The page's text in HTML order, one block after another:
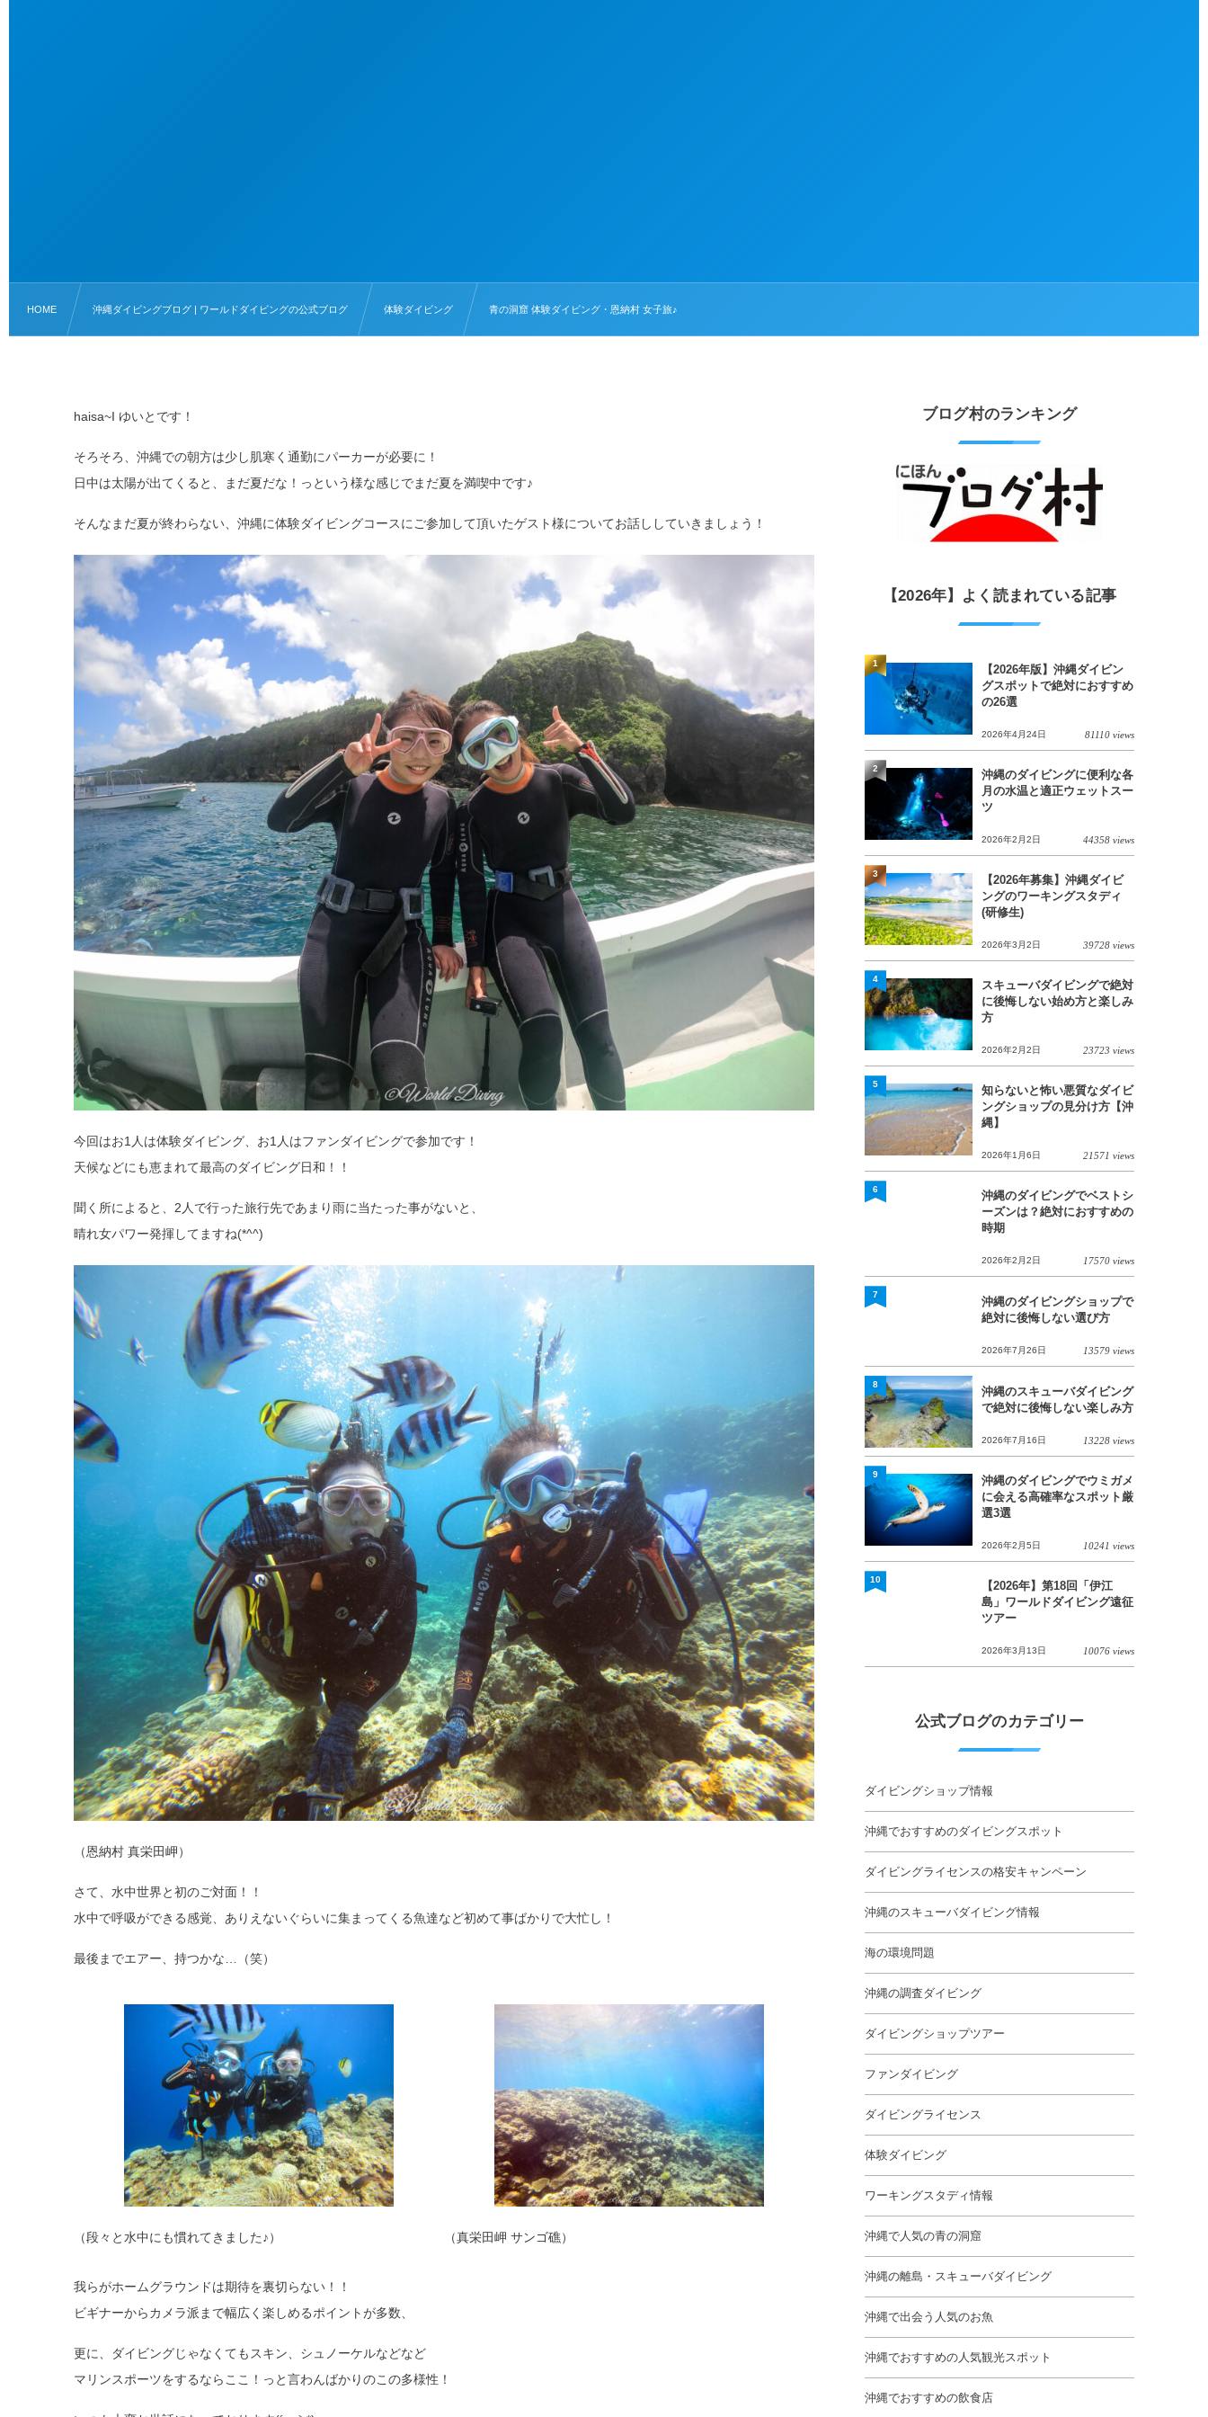
HOME 沖縄ダイビングブログ | ワールドダイビングの公式ブログ 体験ダイビング 青の洞窟 体験ダイビング・恩納村 女子旅♪
haisa~I ゆいとです！
そろそろ、沖縄での朝方は少し肌寒く通勤にパーカーが必要に！
日中は太陽が出てくると、まだ夏だな！っという様な感じでまだ夏を満喫中です♪
そんなまだ夏が終わらない、沖縄に体験ダイビングコースにご参加して頂いたゲスト様についてお話ししていきましょう！
今回はお1人は体験ダイビング、お1人はファンダイビングで参加です！
天候などにも恵まれて最高のダイビング日和！！
聞く所によると、2人で行った旅行先であまり雨に当たった事がないと、
晴れ女パワー発揮してますね(*^^)
（恩納村 真栄田岬）
さて、水中世界と初のご対面！！
水中で呼吸ができる感覚、ありえないぐらいに集まってくる魚達など初めて事ばかりで大忙し！
最後までエアー、持つかな…（笑）
（段々と水中にも慣れてきました♪） （真栄田岬 サンゴ礁）
我らがホームグラウンドは期待を裏切らない！！
ビギナーからカメラ派まで幅広く楽しめるポイントが多数、
更に、ダイビングじゃなくてもスキン、シュノーケルなどなど
マリンスポーツをするならここ！っと言わんばかりのこの多様性！
ブログ村のランキング
【2026年】よく読まれている記事
【2026年版】沖縄ダイビン
グスポットで絶対におすすめ
の26選
2026年4月24日 81110 views
1
沖縄のダイビングに便利な各
月の水温と適正ウェットスー
ツ
2026年2月2日 44358 views
2
【2026年募集】沖縄ダイビ
ングのワーキングスタディ
(研修生)
2026年3月2日 39728 views
3
スキューバダイビングで絶対
に後悔しない始め方と楽しみ
方
2026年2月2日 23723 views
4
知らないと怖い悪質なダイビ
ングショップの見分け方【沖
縄】
2026年1月6日 21571 views
5
沖縄のダイビングでベストシ
ーズンは？絶対におすすめの
時期
2026年2月2日 17570 views
6
沖縄のダイビングショップで
絶対に後悔しない選び方
2026年7月26日 13579 views
7
沖縄のスキューバダイビング
で絶対に後悔しない楽しみ方
2026年7月16日 13228 views
8
沖縄のダイビングでウミガメ
に会える高確率なスポット厳
選3選
2026年2月5日 10241 views
9
【2026年】第18回「伊江
島」ワールドダイビング遠征
ツアー
2026年3月13日 10076 views
10
公式ブログのカテゴリー
ダイビングショップ情報
沖縄でおすすめのダイビングスポット
ダイビングライセンスの格安キャンペーン
沖縄のスキューバダイビング情報
海の環境問題
沖縄の調査ダイビング
ダイビングショップツアー
ファンダイビング
ダイビングライセンス
体験ダイビング
ワーキングスタディ情報
沖縄で人気の青の洞窟
沖縄の離島・スキューバダイビング
沖縄で出会う人気のお魚
沖縄でおすすめの人気観光スポット
沖縄でおすすめの飲食店